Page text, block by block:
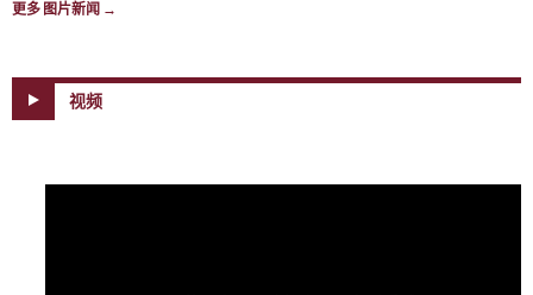
更多 图片新闻 →
视频